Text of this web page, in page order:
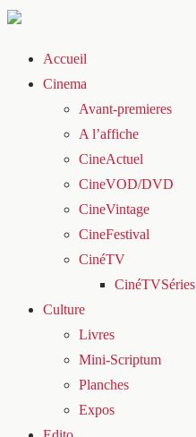
Accueil
Cinema
Avant-premieres
A l’affiche
CineActuel
CineVOD/DVD
CineVintage
CineFestival
CinéTV
CinéTVSéries
Culture
Livres
Mini-Scriptum
Planches
Expos